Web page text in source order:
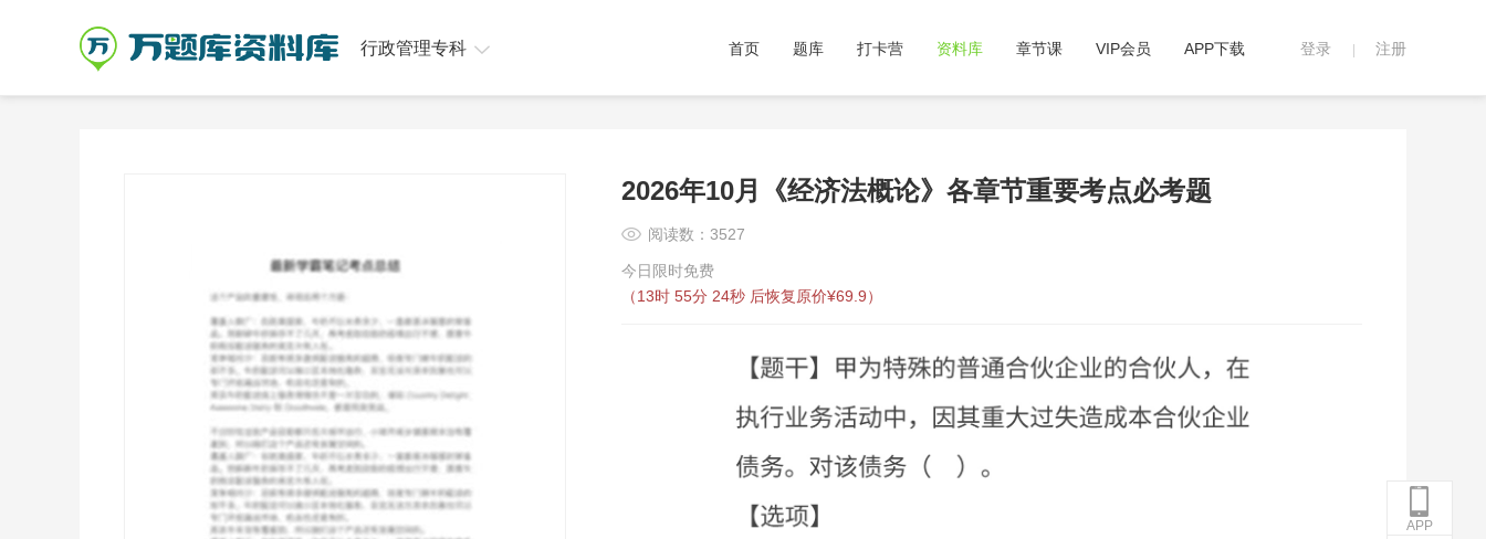
登录 注册
首页 题库 打卡营 资料库 章节课 VIP会员 APP下载
行政管理专科
2026年10月《经济法概论》各章节重要考点必考题
阅读数：3527
今日限时免费
（13时 55分 24秒 后恢复原价¥69.9）
APP